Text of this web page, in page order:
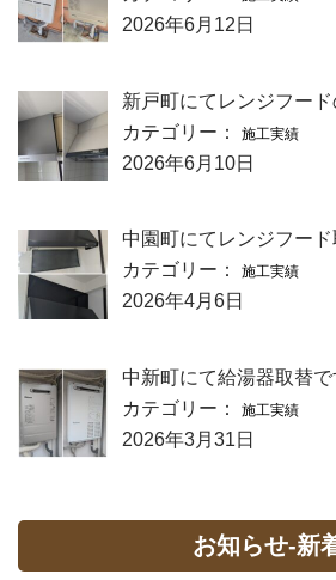
2026年6月12日
新戸町にてレンジフード
カテゴリー：
施工実績
2026年6月10日
中園町にてレンジフード
カテゴリー：
施工実績
2026年4月6日
中新町にて給湯器取替で
カテゴリー：
施工実績
2026年3月31日
お知らせ-新